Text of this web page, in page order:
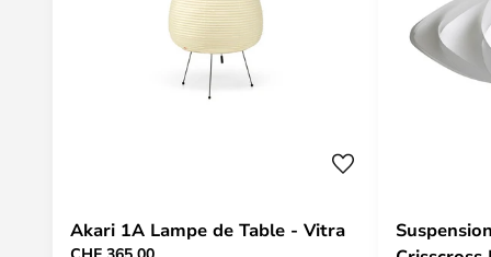
Akari 1A Lampe de Table - Vitra